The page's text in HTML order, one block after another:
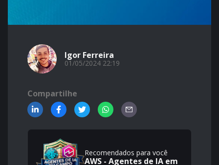
Igor Ferreira
01/05/2024 22:19
Compartilhe
Recomendados para você
AWS - Agentes de IA em